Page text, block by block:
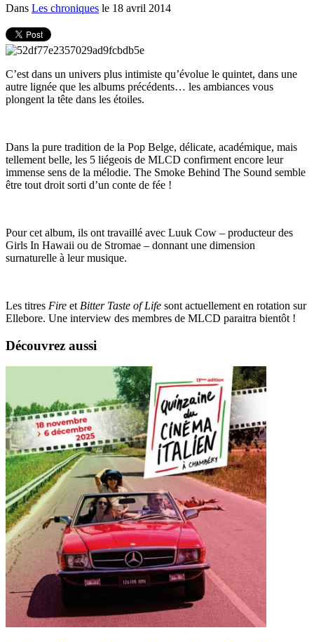
Dans Les chroniques le 18 avril 2014
C’est dans un univers plus intimiste qu’évolue le quintet, dans une
autre lignée que les albums précédents… les ambiances vous
plongent la tête dans les étoiles.
Dans la pure tradition de la Pop Belge, délicate, académique, mais
tellement belle, les 5 liégeois de MLCD confirment encore leur
immense sens de la mélodie. The Smoke Behind The Sound semble
être tout droit sorti d’un conte de fée !
Pour cet album, ils ont travaillé avec Luuk Cow – producteur des
Girls In Hawaii ou de Stromae – donnant une dimension
surnaturelle à leur musique.
Les titres Fire et Bitter Taste of Life sont actuellement en rotation sur
Ellebore. Une interview des membres de MLCD paraitra bientôt !
Découvrez aussi